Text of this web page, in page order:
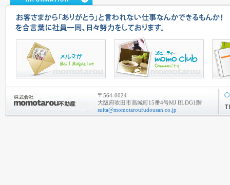
〒564-0024
大阪府吹田市高城町15番4号MJ BLDG1階
suita@momotaroufudousan.co.jp